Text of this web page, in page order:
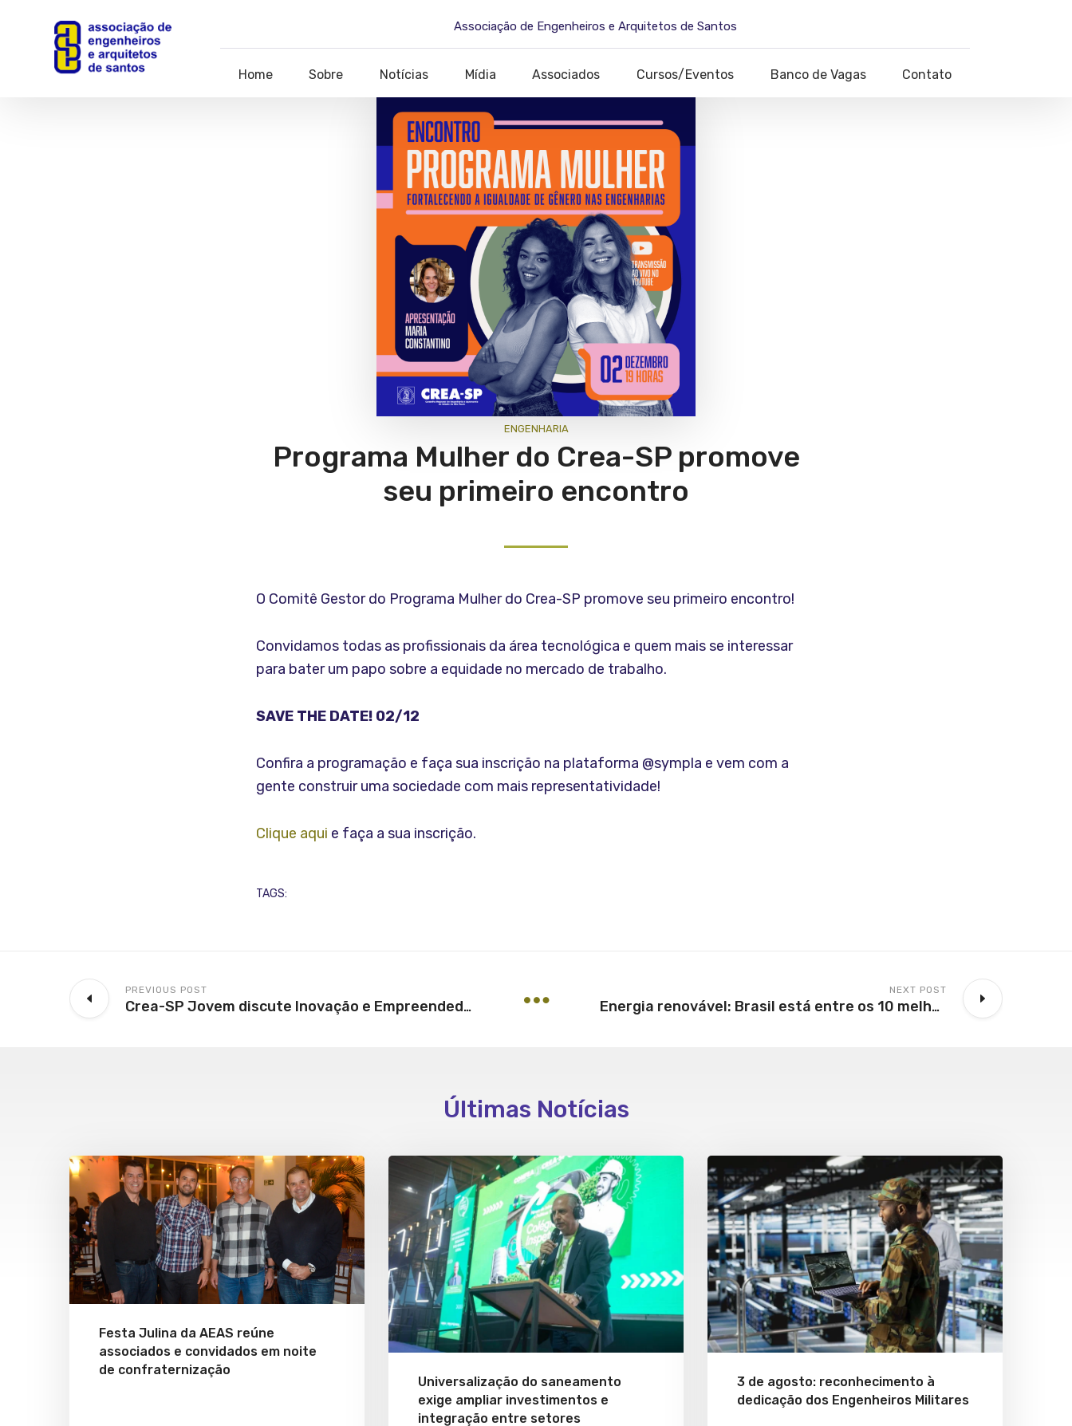
Associação de Engenheiros e Arquitetos de Santos
Home Sobre Notícias Mídia Associados Cursos/Eventos Banco de Vagas Contato
ENGENHARIA
Programa Mulher do Crea-SP promove
seu primeiro encontro
O Comitê Gestor do Programa Mulher do Crea-SP promove seu primeiro encontro!
Convidamos todas as profissionais da área tecnológica e quem mais se interessar
para bater um papo sobre a equidade no mercado de trabalho.
SAVE THE DATE! 02/12
Confira a programação e faça sua inscrição na plataforma @sympla e vem com a
gente construir uma sociedade com mais representatividade!
Clique aqui e faça a sua inscrição.
TAGS:
PREVIOUS POST
Crea-SP Jovem discute Inovação e Empreendedorismo
NEXT POST
Energia renovável: Brasil está entre os 10 melhores
Últimas Notícias
Festa Julina da AEAS reúne
associados e convidados em noite
de confraternização
Universalização do saneamento
exige ampliar investimentos e
integração entre setores
3 de agosto: reconhecimento à
dedicação dos Engenheiros Militares